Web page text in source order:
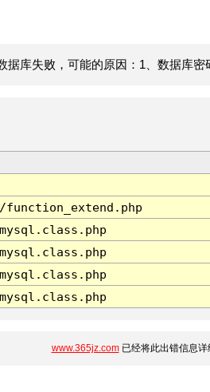
据库失败，可能的原因：1、数据库密
www.365jz.com已经将此出错信息详